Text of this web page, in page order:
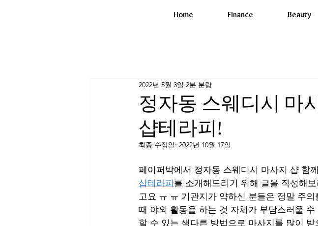
Home Finance Beauty
정자동 스웨디시 마
샵테라피!
2022년 5월 3일 2분 분량
최종 수정일: 2022년 10월 17일
페이퍼박에서 정자동 스웨디시 마사지 샵
샵테라피를 소개해드리기 위해 글을 작성해
고요 ㅠ ㅠ 기관지가 약하신 분들은 정말 주
때 야외 활동을 하는 것 자체가 부담스러울
할 수 있는 색다른 방법으로 마사지를 많이